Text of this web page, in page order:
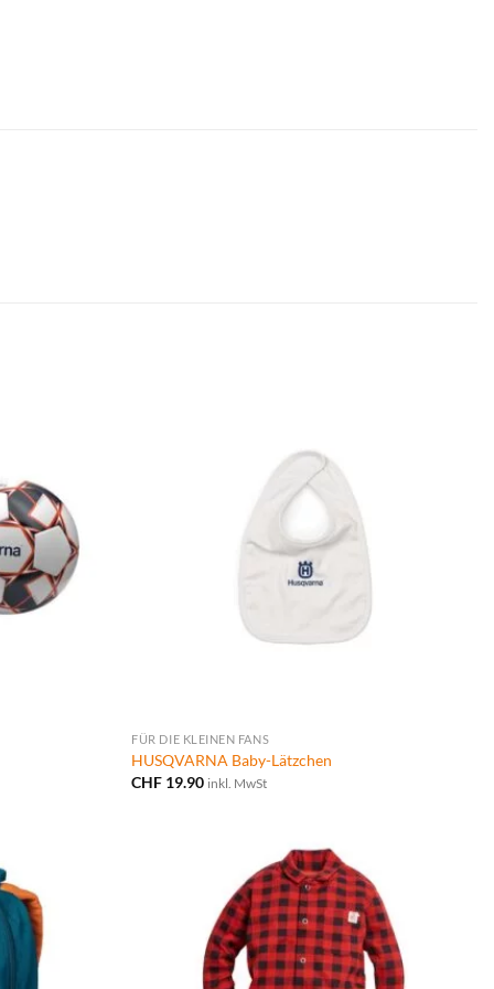
FÜR DIE KLEINEN FANS
HUSQVARNA Baby-Lätzchen
CHF 19.90 inkl. MwSt